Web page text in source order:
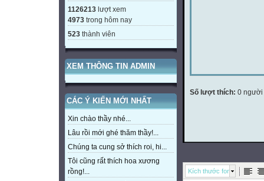
1126213 lượt xem
4973 trong hôm nay
523 thành viên
XEM THÔNG TIN ADMIN
CÁC Ý KIẾN MỚI NHẤT
Xin chào thầy nhé...
Lâu rồi mới ghé thăm thầy!...
Chúng ta cung sở thích roi, hi...
Tôi cũng rất thích hoa xương
rồng!...
Số lượt thích: 0 người
Kích thước font